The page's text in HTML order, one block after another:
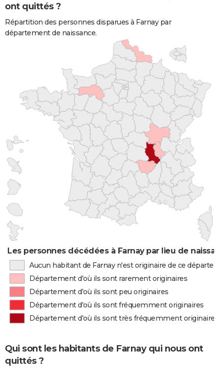
ont quittés ?
Répartition des personnes disparues à Farnay par
département de naissance.
Les personnes décédées à Farnay par lieu de
Aucun habitant de Farnay n'est originaire de ce
Département d'où ils sont rarement originaires
Département d'où ils sont peu originaires
Département d'où ils sont fréquemment originaires
Département d'où ils sont très fréquemment originaires
Qui sont les habitants de Farnay qui nous ont
quittés ?